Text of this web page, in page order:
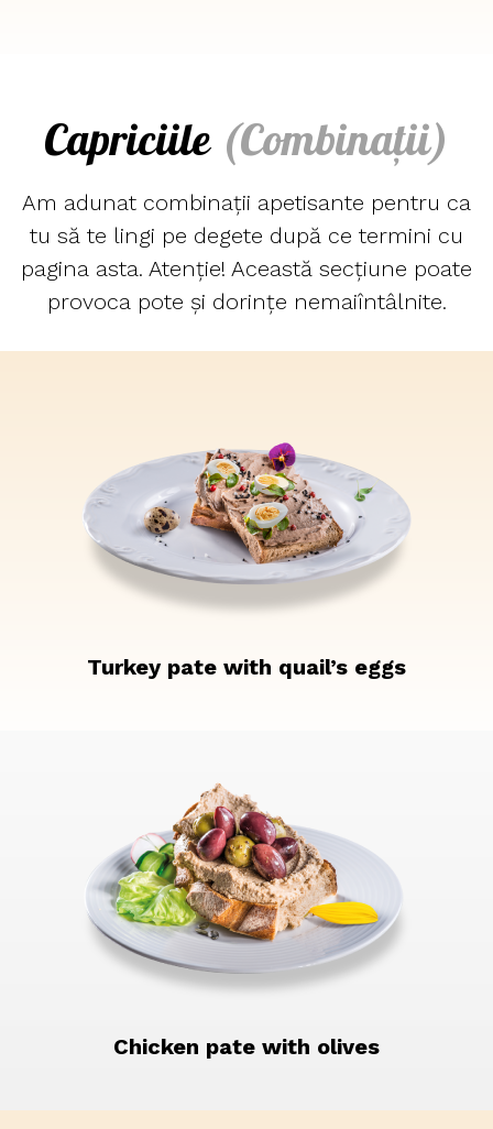
Capriciile (Combinații)
Am adunat combinații apetisante pentru ca
tu să te lingi pe degete după ce termini cu
pagina asta. Atenție! Această secțiune poate
provoca pote și dorințe nemaiîntâlnite.
Turkey pate with quail’s eggs
Chicken pate with olives